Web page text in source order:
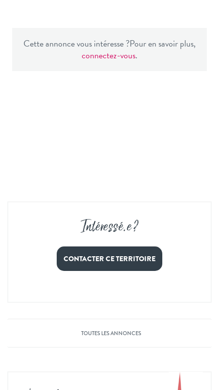
Cette annonce vous intéresse ?Pour en savoir plus,
connectez-vous.
Intéressé.e ?
CONTACTER CE TERRITOIRE
TOUTES LES ANNONCES